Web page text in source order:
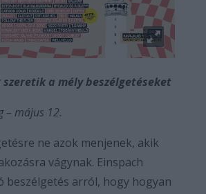
a mély beszélgetéseket
– május 12.
ne azok menjenek, akik
vágynak. Einspach
beszélgetés arról, hogy hogyan